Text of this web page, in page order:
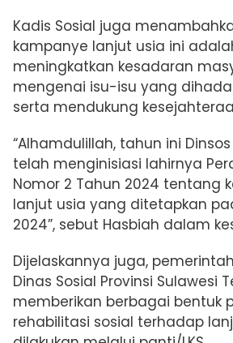
Kadis Sosial juga
kampanye lanjut usia ini
meningkatkan kesadaran
mengenai isu-isu yang
serta mendukung
“Alhamdulillah, tahun ini
telah menginisiasi lahirnya
Nomor 2 Tahun 2024 tentang
lanjut usia yang ditetapkan
2024”, sebut Hasbiah dalam
Dijelaskannya juga,
Dinas Sosial Provinsi Sulawesi
memberikan berbagai bentuk
rehabilitasi sosial terhadap